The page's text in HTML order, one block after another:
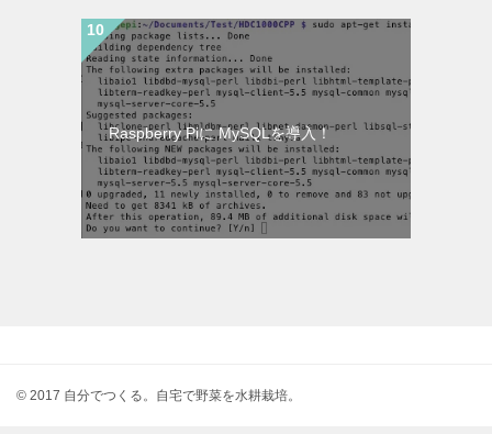
Raspberry Piに MySQLを導入！
© 2017 自分でつくる。自宅で野菜を水耕栽培。